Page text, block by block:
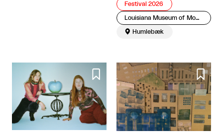
Festival 2026
Louisiana Museum of Modern Art
 Humlebæk
 